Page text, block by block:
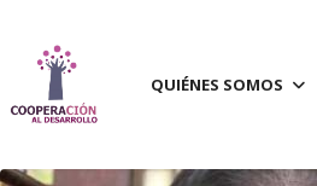
QUIÉNES SOMOS